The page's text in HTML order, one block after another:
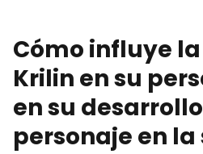
Cómo influye
Krilin en su
en su
personaje en la